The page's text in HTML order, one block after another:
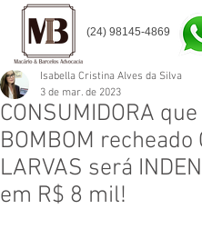
(24) 98145-4869
CONSUMIDORA que
BOMBOM recheado
LARVAS será
em R$ 8 mil!
Isabella Cristina Alves da Silva
3 de mar. de 2023